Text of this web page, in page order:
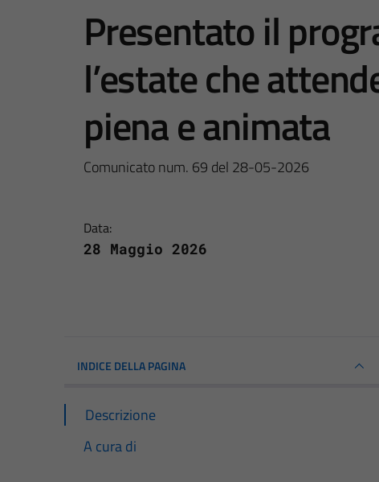
Presentato il
l’estate che
piena e animata
Comunicato num. 69 del 28-05-2026
Data:
28 Maggio 2026
INDICE DELLA PAGINA
Descrizione
A cura di